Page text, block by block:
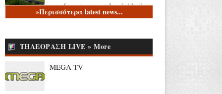
και ένας τραυματίας (video)
Αύγουστος 05, 2026
αποχαιρετά τον Θοδωρή
Κατσωνόπουλο
Αύγουστος 05, 2026
»Περισσότερα latest news...
ΤΗΛΕΟΡΑΣΗ LIVE » More
MEGA TV